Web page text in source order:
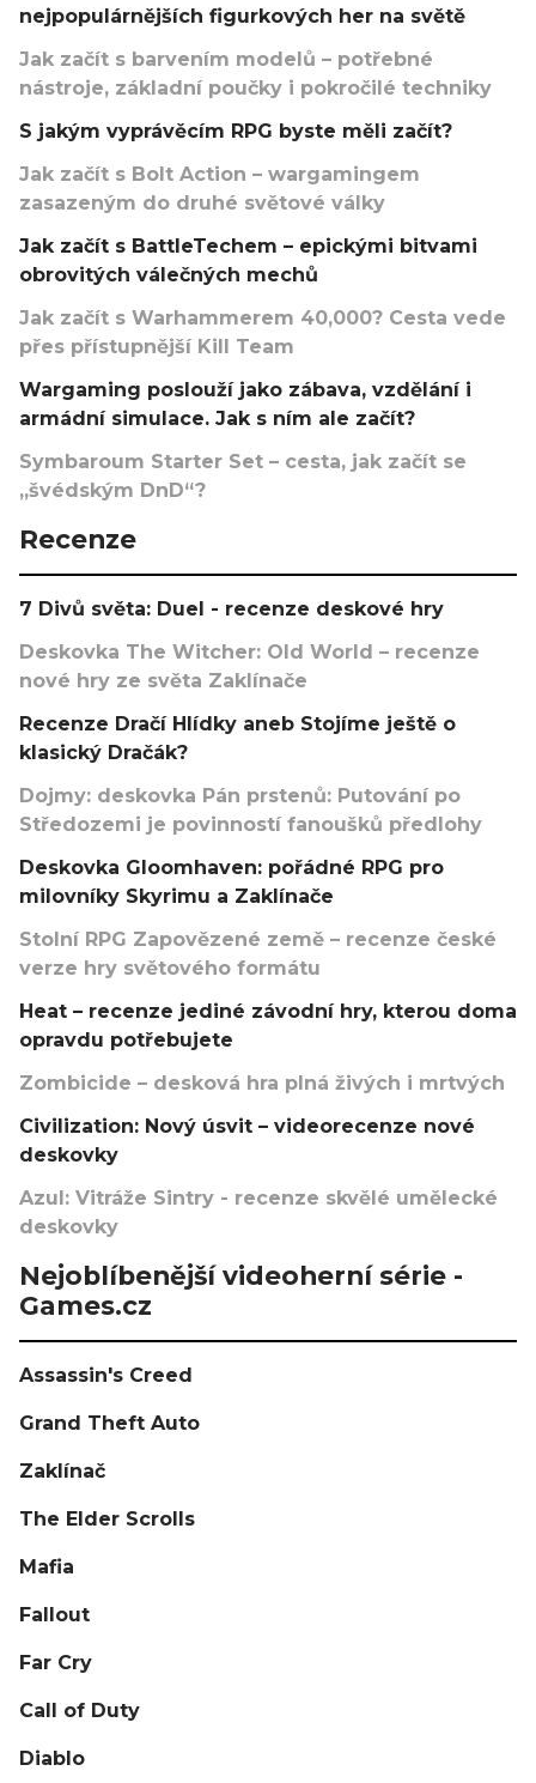
nejpopulárnějších figurkových her na světě
Jak začít s barvením modelů – potřebné
nástroje, základní poučky i pokročilé techniky
S jakým vyprávěcím RPG byste měli začít?
Jak začít s Bolt Action – wargamingem
zasazeným do druhé světové války
Jak začít s BattleTechem – epickými bitvami
obrovitých válečných mechů
Jak začít s Warhammerem 40,000? Cesta vede
přes přístupnější Kill Team
Wargaming poslouží jako zábava, vzdělání i
armádní simulace. Jak s ním ale začít?
Symbaroum Starter Set – cesta, jak začít se
„švédským DnD“?
Recenze
7 Divů světa: Duel - recenze deskové hry
Deskovka The Witcher: Old World – recenze
nové hry ze světa Zaklínače
Recenze Dračí Hlídky aneb Stojíme ještě o
klasický Dračák?
Dojmy: deskovka Pán prstenů: Putování po
Středozemi je povinností fanoušků předlohy
Deskovka Gloomhaven: pořádné RPG pro
milovníky Skyrimu a Zaklínače
Stolní RPG Zapovězené země – recenze české
verze hry světového formátu
Heat – recenze jediné závodní hry, kterou doma
opravdu potřebujete
Zombicide – desková hra plná živých i mrtvých
Civilization: Nový úsvit – videorecenze nové
deskovky
Azul: Vitráže Sintry - recenze skvělé umělecké
deskovky
Nejoblíbenější videoherní série -
Games.cz
Assassin's Creed
Grand Theft Auto
Zaklínač
The Elder Scrolls
Mafia
Fallout
Far Cry
Call of Duty
Diablo